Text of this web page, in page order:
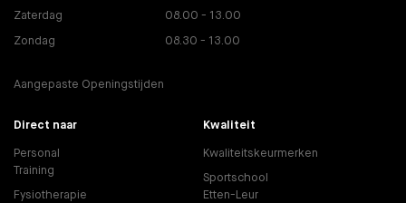
Zaterdag 08.00 - 13.00
Zondag 08.30 - 13.00
Aangepaste Openingstijden
Direct naar
Personal
Training
Fysiotherapie
Kwaliteit
Kwaliteitskeurmerken
Sportschool
Etten-Leur